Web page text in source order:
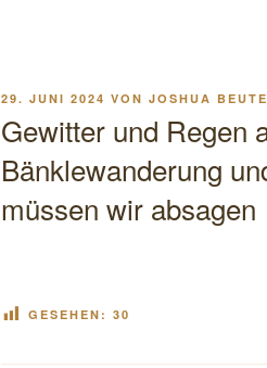
VERÖFFENTLICHT
29. JUNI 2024 VON JOSHUA
Gewitter und Regen
Bänklewanderung
müssen wir absagen
GESEHEN: 30